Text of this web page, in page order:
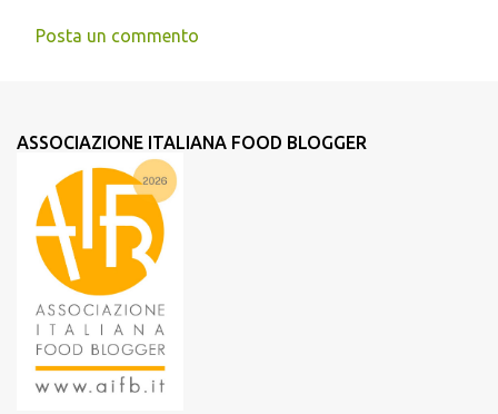
Posta un commento
ASSOCIAZIONE ITALIANA FOOD BLOGGER